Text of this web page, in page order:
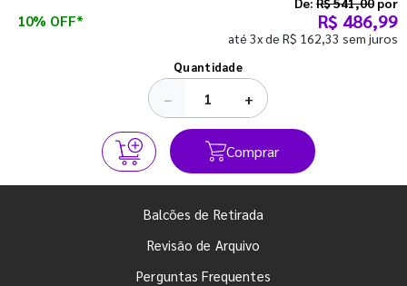
10% OFF* R$ 486,99
até 3x de R$ 162,33 sem juros
Quantidade
− +
Comprar
Balcões de Retirada
Revisão de Arquivo
Perguntas Frequentes